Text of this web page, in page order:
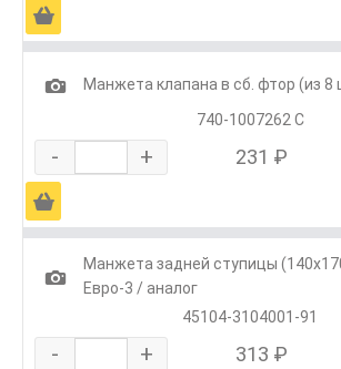
Ä
1
Манжета клапана в сб. фтор (из 8
740-1007262 С
- + 231 ₽
Ä
1
Манжета задней ступицы
Евро-3 / аналог
45104-3104001-91
- + 313 ₽